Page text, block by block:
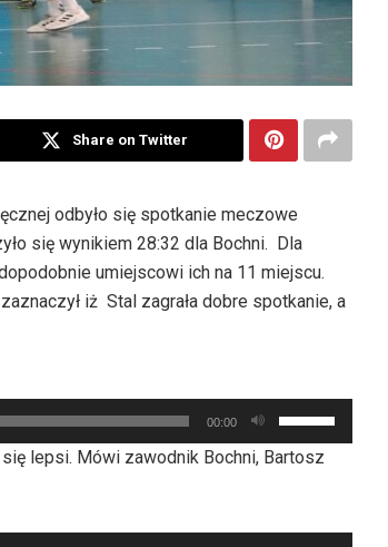
Share on Twitter
odbyło się spotkanie meczowe
się wynikiem 28:32 dla Bochni. Dla
umiejscowi ich na 11 miejscu.
iż Stal zagrała dobre spotkanie, a
00:00
strzałek
do
lepsi. Mówi zawodnik Bochni, Bartosz